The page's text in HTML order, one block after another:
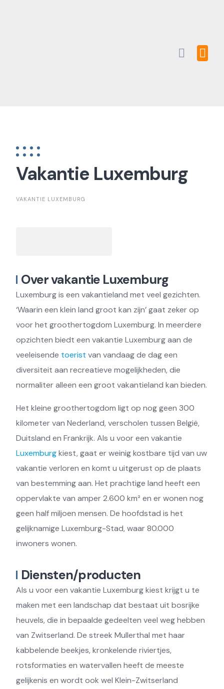
Vakantie Luxemburg
VAKANTIE LUXEMBURG
Over vakantie Luxemburg
Luxemburg is een vakantieland met veel gezichten.
‘Waarin een klein land groot kan zijn’ gaat zeker op
voor het groothertogdom Luxemburg. In meerdere
opzichten biedt een vakantie Luxemburg aan de
veeleisende toerist van vandaag de dag een
diversiteit aan recreatieve mogelijkheden, die
normaliter alleen een groot vakantieland kan bieden.
Het kleine groothertogdom ligt op nog geen 300
kilometer van Nederland, verscholen tussen België,
Duitsland en Frankrijk. Als u voor een vakantie
Luxemburgkiest, gaat er weinig kostbare tijd van uw
vakantie verloren en komt u uitgerust op de plaats
van bestemming aan. Het prachtige land heeft een
oppervlakte van amper 2.600 km² en er wonen nog
geen half miljoen mensen. De hoofdstad is het
gelijknamige Luxemburg-Stad, waar 80.000
inwoners wonen.
Diensten/producten
Als u voor een vakantie Luxemburg kiest krijgt u te
maken met een landschap dat bestaat uit bosrijke
heuvels, die in bepaalde gedeelten veel weg hebben
van Zwitserland. De streek Mullerthal met haar
kabbelende beekjes, kronkelende riviertjes,
rotsformaties en watervallen heeft de meeste
gelijkenis en wordt ook wel Klein-Zwitserland